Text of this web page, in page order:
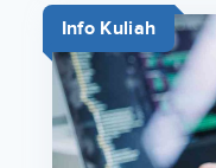
Info Kuliah